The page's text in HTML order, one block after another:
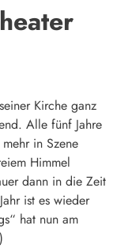
Kirche ganz
Alle fünf Jahre
in Szene
Himmel
dann in die Zeit
ist es wieder
hat nun am